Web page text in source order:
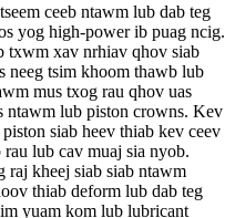
ceeb ntawm lub dab teg
yog high-power ib puag ncig.
txwm xav nrhiav qhov siab
neeg tsim khoom thawb lub
mus txog rau qhov uas
ntawm lub piston crowns. Kev
siab heev thiab kev ceev
lub cav muaj sia nyob.
kheej siab siab ntawm
thiab deform lub dab teg
yuam kom lub lubricant